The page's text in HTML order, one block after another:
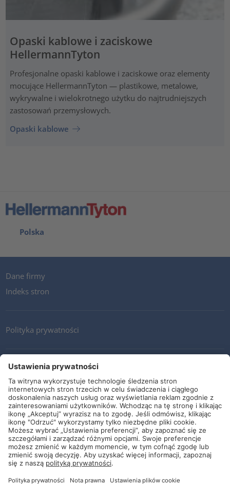
Opaski kablowe i zaciskowe
HellermannTyton
Profesjonalne opaski kablowe i zaciskowe oraz elementy
mocujące HellermannTyton — plastikowe, metalowe,
wykrywalne i wielokrotnego użytku do najtrudniejszych
zastosowań przemysłowych.
Opaski kablowe
Polska
Dane firmy
Indeks stron
Polityka prywatności
Kontakt
Newsletter
Ogólne warunki i dostawy
Wytyczne i zobowiązania